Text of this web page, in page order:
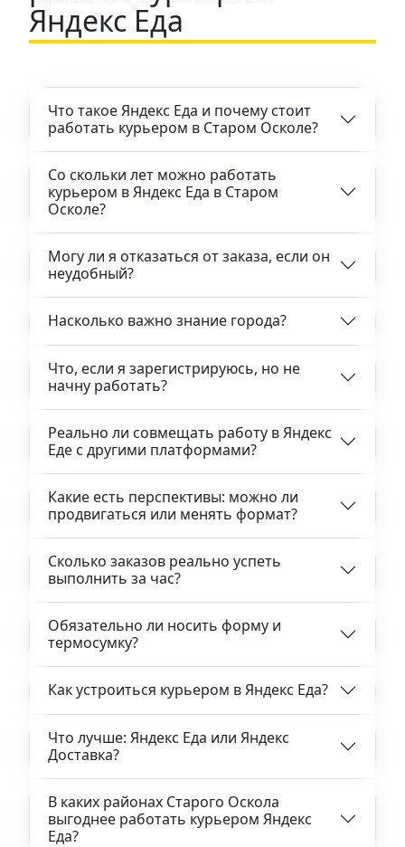
Яндекс Еда
Что такое Яндекс Еда и почему стоит
работать курьером в Старом Осколе?
Со скольки лет можно работать
курьером в Яндекс Еда в Старом
Осколе?
Могу ли я отказаться от заказа, если он
неудобный?
Насколько важно знание города?
Что, если я зарегистрируюсь, но не
начну работать?
Реально ли совмещать работу в Яндекс
Еде с другими платформами?
Какие есть перспективы: можно ли
продвигаться или менять формат?
Сколько заказов реально успеть
выполнить за час?
Обязательно ли носить форму и
термосумку?
Как устроиться курьером в Яндекс Еда?
Что лучше: Яндекс Еда или Яндекс
Доставка?
В каких районах Старого Оскола
выгоднее работать курьером Яндекс
Еда?